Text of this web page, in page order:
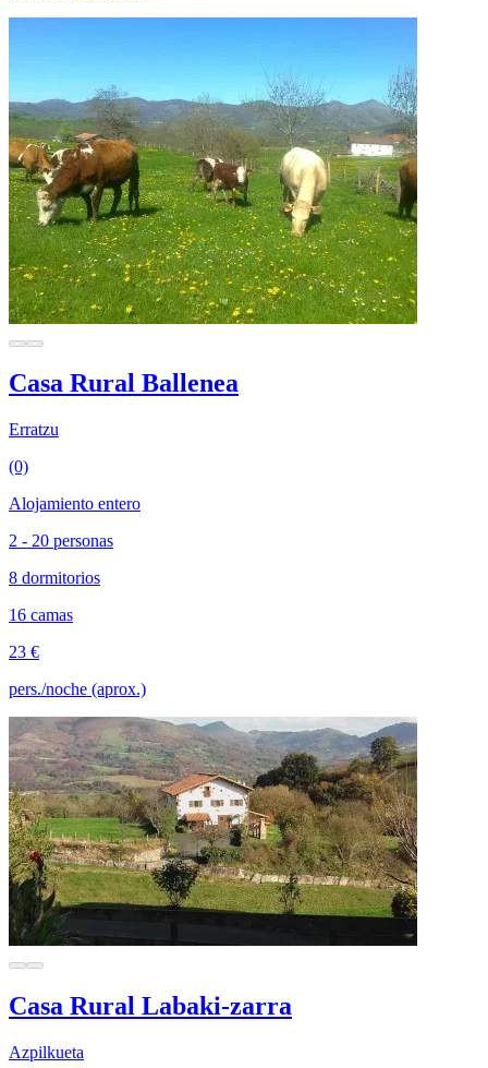
Casa Rural Ballenea
Erratzu
(0)
Alojamiento entero
2 - 20 personas
8 dormitorios
16 camas
23 €
pers./noche (aprox.)
Casa Rural Labaki-zarra
Azpilkueta